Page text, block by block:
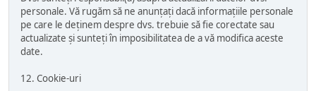
personale. Vă rugăm să ne anunțați dacă informațiile personale
pe care le deținem despre dvs. trebuie să fie corectate sau
actualizate și sunteți în imposibilitatea de a vă modifica aceste
date.
12. Cookie-uri